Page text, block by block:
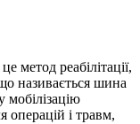
метод реабілітації,
називається шина
операцій і травм,